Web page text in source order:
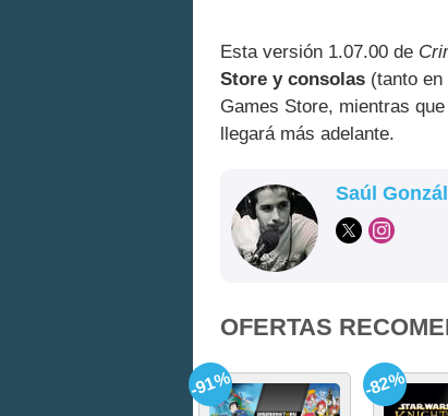
Esta versión 1.07.00 de
Store y consolas (tanto
Games Store, mientras
llegará más adelante.
Saúl
OFERTAS
-91% -82%